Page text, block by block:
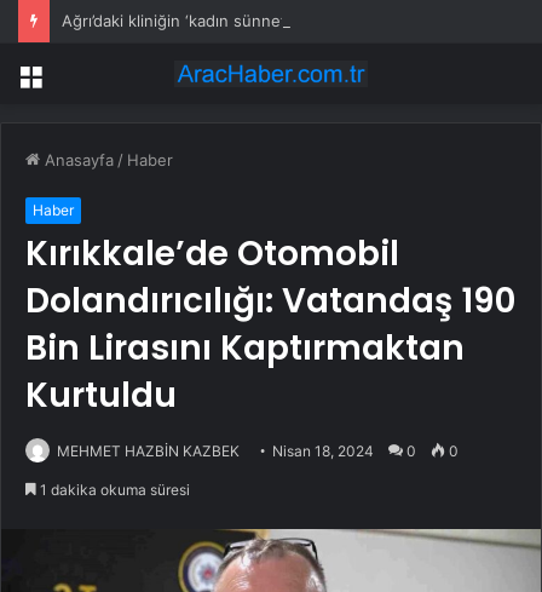
Ağrı’daki kliniğin ‘kadın sünneti’ ilanına soruşturma
Menü
Anasayfa / Haber
Haber
Kırıkkale’de Otomobil
Dolandırıcılığı: Vatandaş 190
Bin Lirasını Kaptırmaktan
Kurtuldu
MEHMET HAZBİN KAZBEK Nisan 18, 2024 0 0
1 dakika okuma süresi